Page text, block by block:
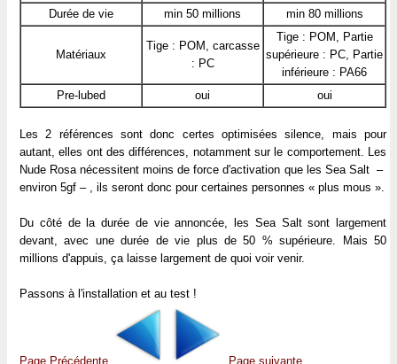
Durée de vie
min 50 millions min 80 millions
Matériaux
Tige : POM, carcasse
: PC
Tige : POM, Partie
supérieure : PC, Partie
inférieure : PA66
Pre-lubed
oui oui
Les 2 références sont donc certes optimisées silence, mais pour
autant, elles ont des différences, notamment sur le comportement. Les
Nude Rosa nécessitent moins de force d'activation que les Sea Salt –
environ 5gf – , ils seront donc pour certaines personnes « plus mous ».
Du côté de la durée de vie annoncée, les Sea Salt sont largement
devant, avec une durée de vie plus de 50 % supérieure. Mais 50
millions d'appuis, ça laisse largement de quoi voir venir.
Passons à l'installation et au test !
Page Précédente Page suivante